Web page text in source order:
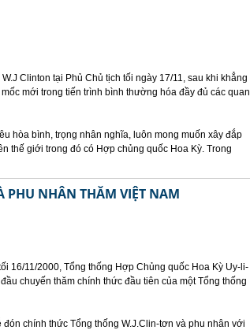
Clinton tại Phủ Chủ tịch tối ngày 17/11, sau khi khẳng
mới trong tiến trình bình thường hóa đầy đủ các quan
hòa bình, trọng nhân nghĩa, luôn mong muốn xây đắp
thế giới trong đó có Hợp chủng quốc Hoa Kỳ. Trong
PHU NHÂN THĂM VIỆT NAM
16/11/2000, Tổng thống Hợp Chủng quốc Hoa Kỳ Uy-li-
chuyến thăm chính thức đầu tiên của một Tổng thống
chính thức Tổng thống W.J.Clin-tơn và phu nhân với